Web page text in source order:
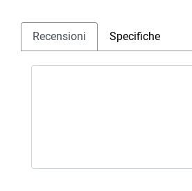
Recensioni Specifiche